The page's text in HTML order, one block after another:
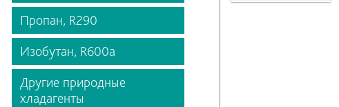
Пропан, R290
Изобутан, R600a
Другие природные
хладагенты